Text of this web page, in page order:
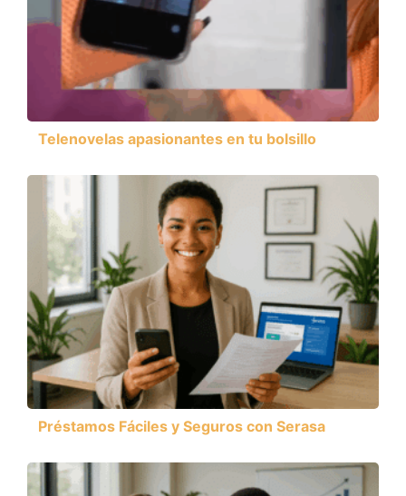
Telenovelas apasionantes en tu bolsillo
Préstamos Fáciles y Seguros con Serasa